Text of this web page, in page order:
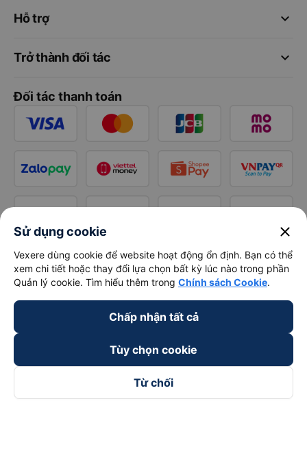
keyboard_arrow_down
Hỗ trợ
keyboard_arrow_down
Trở thành đối tác
Đối tác thanh toán
Sử dụng cookie close
Vexere dùng cookie để website hoạt động ổn định. Bạn có thể
xem chi tiết hoặc thay đổi lựa chọn bất kỳ lúc nào trong phần
Quản lý cookie. Tìm hiểu thêm trong Chính sách Cookie.
Chấp nhận tất cả
Tùy chọn cookie
Từ chối